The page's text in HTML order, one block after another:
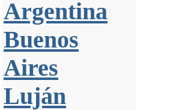
Argentina
Buenos
Aires
Luján